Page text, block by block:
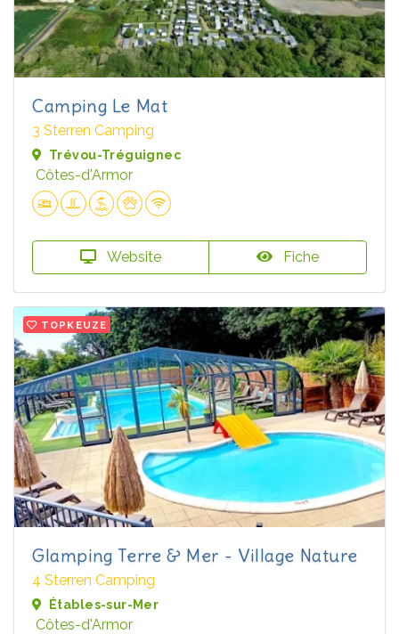
Camping Le Mat
3 Sterren Camping
Trévou-Tréguignec
Côtes-d'Armor
Website Fiche
TOPKEUZE
Glamping Terre & Mer - Village Nature
4 Sterren Camping
Étables-sur-Mer
Côtes-d'Armor